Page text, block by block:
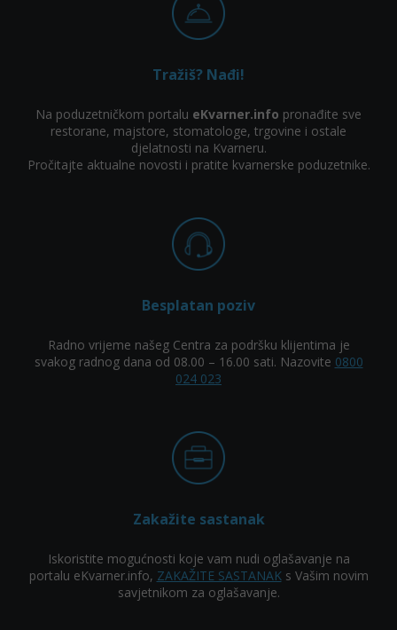
Tražiš? Nađi!
Na poduzetničkom portalu eKvarner.info pronađite sve
restorane, majstore, stomatologe, trgovine i ostale
djelatnosti na Kvarneru.
Pročitajte aktualne novosti i pratite kvarnerske poduzetnike.
Besplatan poziv
Radno vrijeme našeg Centra za podršku klijentima je
svakog radnog dana od 08.00 – 16.00 sati. Nazovite 0800
024 023
Zakažite sastanak
Iskoristite mogućnosti koje vam nudi oglašavanje na
portalu eKvarner.info, ZAKAŽITE SASTANAKs Vašim novim
savjetnikom za oglašavanje.